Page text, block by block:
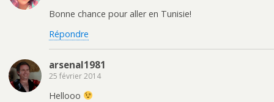
Bonne chance pour aller en Tunisie!
Répondre
arsenal1981
25 février 2014
Hellooo